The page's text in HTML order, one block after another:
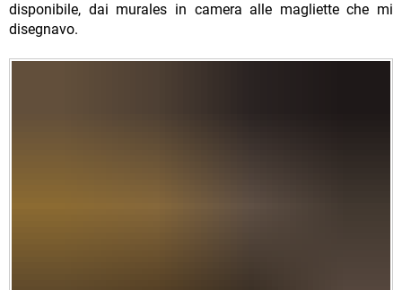
disponibile, dai murales in camera alle magliette che mi
disegnavo.